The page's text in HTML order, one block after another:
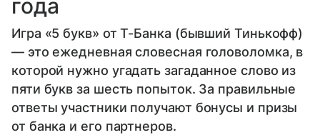
года
Игра «5 букв» от Т-Банка (бывший Тинькофф)
— это ежедневная словесная головоломка, в
которой нужно угадать загаданное слово из
пяти букв за шесть попыток. За правильные
ответы участники получают бонусы и призы
от банка и его партнеров.